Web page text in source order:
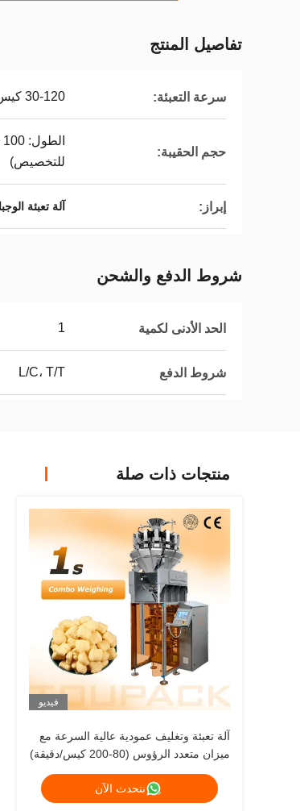
تفاصيل المنتج
سرعة التعبئة: 30-120 كيس/دقيقة (يعتمد على المنتج وحجم التعبئة)
حجم الحقيبة:
للتخصيص)
إبراز: آلة تعبئة
شروط الدفع والشحن
الحد الأدنى لكمية 1
شروط الدفع L/C، T/T
منتجات ذات صلة
فيديو
آلة تعبئة وتغليف عمودية عالية السرعة مع
ميزان متعدد الرؤوس (80-200 كيس/دقيقة)
نتحدث الآن